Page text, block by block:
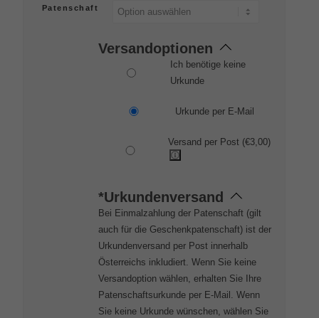
Patenschaft
Versandoptionen
Ich benötige keine
Urkunde
Urkunde per E-Mail
Versand per Post(€3,00)
*Urkundenversand
Bei Einmalzahlung der Patenschaft (gilt
auch für die Geschenkpatenschaft) ist der
Urkundenversand per Post innerhalb
Österreichs inkludiert. Wenn Sie keine
Versandoption wählen, erhalten Sie Ihre
Patenschaftsurkunde per E-Mail. Wenn
Sie keine Urkunde wünschen, wählen Sie